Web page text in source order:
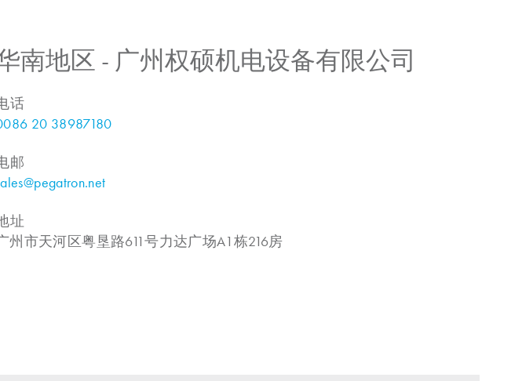
南地区 - 广州权硕机电设备有限公司
话
20 38987180
邮
址
州市天河区粤垦路611号力达广场A1栋216房